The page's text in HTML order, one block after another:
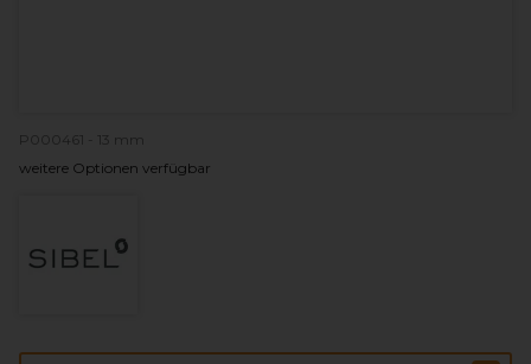
P000461 - 13 mm
weitere Optionen verfügbar